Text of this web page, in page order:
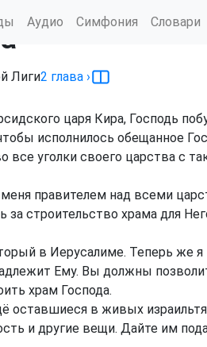
Аудио Симфония Словари
Лиги2 глава ›
царя Кира, Господь
исполнилось обещанное
все уголки своего царства с
меня правителем над всеми
за строительство храма для
в Иерусалиме. Теперь же
Ему. Вы должны
храм Господа.
оставшиеся в живых
и другие вещи. Дайте им